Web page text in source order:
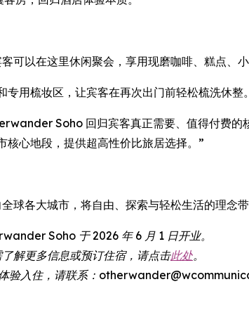
以在这里休闲聚会，享用现磨咖啡、糕点、
用梳妆区，让宾客在再次出门前轻松梳洗休整
Soho 回归宾客真正需要、值得付费的
心地段，提供超高性价比旅居选择。”
各大城市，将自由、探索与轻松生活的理念
Soho 于 2026 年 6 月 1 日开业。
了解更多信息或预订住宿，请点击此处。
验入住，请联系：